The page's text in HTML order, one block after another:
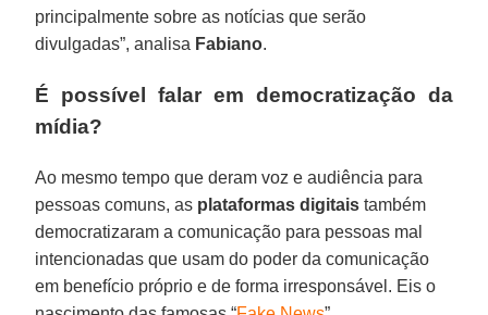
principalmente sobre as notícias que serão
divulgadas”, analisa Fabiano.
É possível falar em democratização da
mídia?
Ao mesmo tempo que deram voz e audiência para
pessoas comuns, as plataformas digitais também
democratizaram a comunicação para pessoas mal
intencionadas que usam do poder da comunicação
em benefício próprio e de forma irresponsável. Eis o